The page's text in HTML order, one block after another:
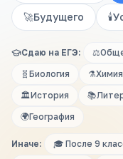
🚀Будущего 🕯️
Сдаю на ЕГЭ: ⚖️
🧬 Биология ⚗️Химия
🏛️История 📚
🌍География
Иначе: 🎓 После 9